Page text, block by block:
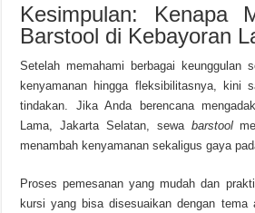
Kesimpulan: Kenapa
Barstool di Kebayoran
Setelah memahami berbagai keunggulan
kenyamanan hingga fleksibilitasnya, kini
tindakan. Jika Anda berencana
Lama, Jakarta Selatan, sewa barstool
menambah kenyamanan sekaligus gaya
Proses pemesanan yang mudah dan
kursi yang bisa disesuaikan dengan tema